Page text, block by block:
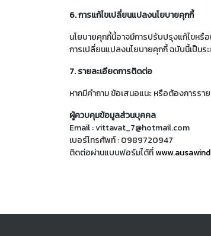
6. การแก้ไขเปลี่ยนแปลงนโยบายคุกกี้
นโยบายคุกกี้นี้อาจมีการปรับปรุงแก้ไขหรื
การเปลี่ยนแปลงนโยบายคุกกี้ ฉบับนี้เป็นระ
7. รายละเอียดการติดต่อ
หากมีคำถาม ข้อเสนอแนะ หรือต้องการร
ผู้ควบคุมข้อมูลส่วนบุคคล
Email : vittavat_7@hotmail.com
เบอร์โทรศัพท์ : 0989720947
ติดต่อผ่านแบบฟอร์มได้ที่